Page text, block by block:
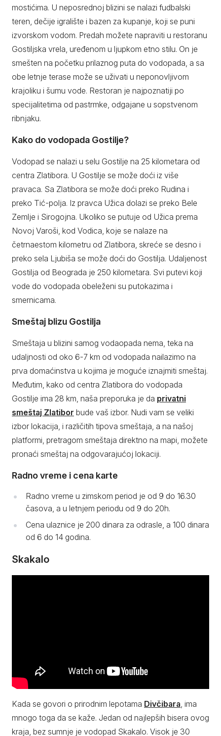
mostićima. U neposrednoj blizini se nalazi fudbalski
teren, dečije igralište i bazen za kupanje, koji se puni
izvorskom vodom. Predah možete napraviti u restoranu
Gostiljska vrela, uređenom u ljupkom etno stilu. On je
smešten na početku prilaznog puta do vodopada, a sa
obe letnje terase može se uživati u neponovljivom
krajoliku i šumu vode. Restoran je najpoznatiji po
specijalitetima od pastrmke, odgajane u sopstvenom
ribnjaku.
Kako do vodopada Gostilje?
Vodopad se nalazi u selu Gostilje na 25 kilometara od
centra Zlatibora. U Gostilje se može doći iz više
pravaca. Sa Zlatibora se može doći preko Rudina i
preko Tić-polja. Iz pravca Užica dolazi se preko Bele
Zemlje i Sirogojna. Ukoliko se putuje od Užica prema
Novoj Varoši, kod Vodica, koje se nalaze na
četrnaestom kilometru od Zlatibora, skreće se desno i
preko sela Ljubiša se može doći do Gostilja. Udaljenost
Gostilja od Beograda je 250 kilometara. Svi putevi koji
vode do vodopada obeleženi su putokazima i
smernicama.
Smeštaj blizu Gostilja
Smeštaja u blizini samog vodaopada nema, teka na
udaljnosti od oko 6-7 km od vodopada nailazimo na
prva domaćinstva u kojima je moguće iznajmiti smeštaj.
Međutim, kako od centra Zlatibora do vodopada
Gostilje ima 28 km, naša preporuka je da privatni
smeštaj Zlatibor bude vaš izbor. Nudi vam se veliki
izbor lokacija, i različitih tipova smeštaja, a na našoj
platformi, pretragom smeštaja direktno na mapi, možete
pronaći smeštaj na odgovarajućoj lokaciji.
Radno vreme i cena karte
Radno vreme u zimskom period je od 9 do 16.30
časova, a u letnjem periodu od 9 do 20h.
Cena ulaznice je 200 dinara za odrasle, a 100 dinara
od 6 do 14 godina.
Skakalo
Kada se govori o prirodnim lepotama Divčibara , ima
mnogo toga da se kaže. Jedan od najlepših bisera ovog
kraja, bez sumnje je vodopad Skakalo. Visok je 30